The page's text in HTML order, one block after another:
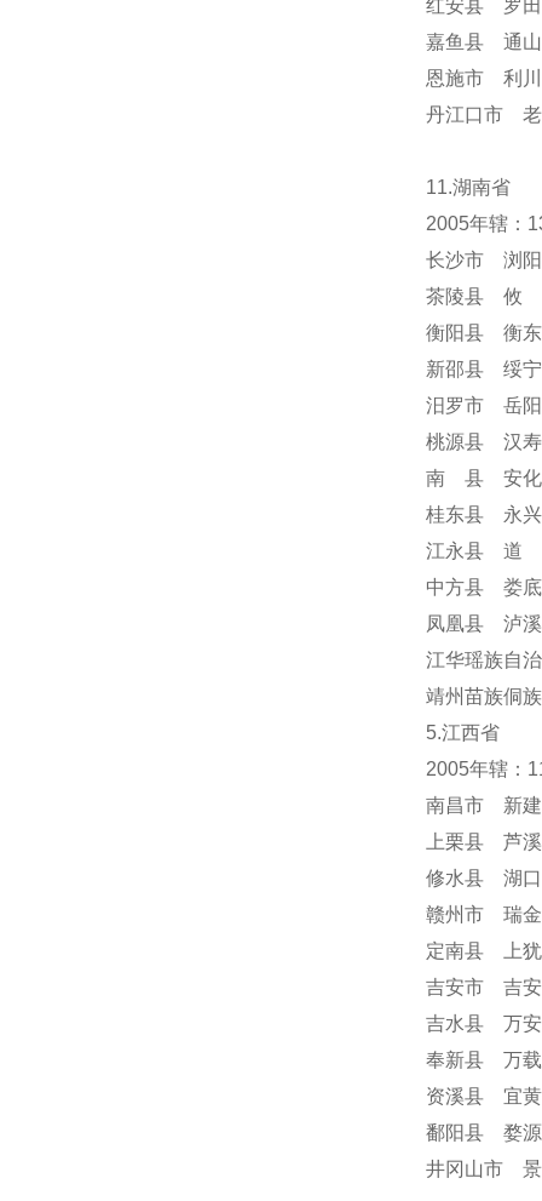
红安县 罗
嘉鱼县 通
恩施市 利
丹江口市
11.湖南省
2005年辖：
长沙市 浏
茶陵县 攸
衡阳县 衡
新邵县 绥
汨罗市 岳
桃源县 汉
南 县 安化
桂东县 永
江永县 道
中方县 娄
凤凰县 泸
江华瑶族自
靖州苗族侗
5.江西省
2005年辖：
南昌市 新
上栗县 芦
修水县 湖
赣州市 瑞
定南县 上
吉安市 吉
吉水县 万
奉新县 万
资溪县 宜
鄱阳县 婺
井冈山市 景